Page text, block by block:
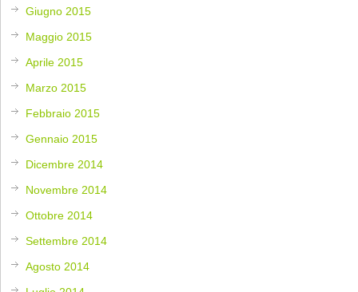
Giugno 2015
Maggio 2015
Aprile 2015
Marzo 2015
Febbraio 2015
Gennaio 2015
Dicembre 2014
Novembre 2014
Ottobre 2014
Settembre 2014
Agosto 2014